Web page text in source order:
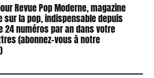
Revue Pop Moderne, magazine
sur la pop, indispensable depuis
24 numéros par an dans votre
(abonnez-vous à notre